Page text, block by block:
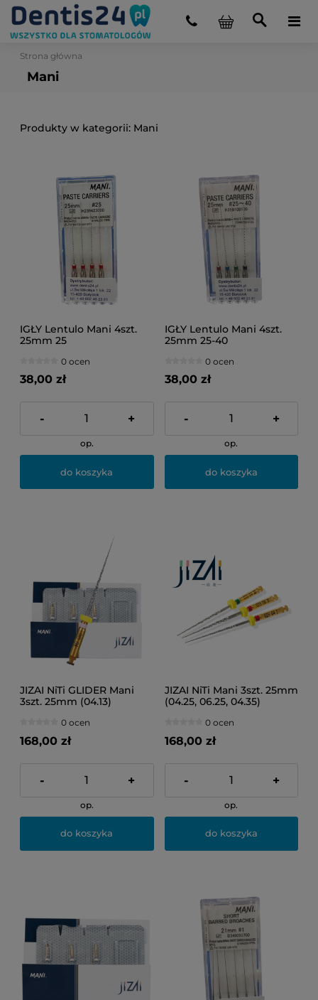
Strona główna
Mani
Mani
IGŁY Lentulo Mani 4szt.
25mm 25
0 ocen
38,00 zł
- +
op.
do koszyka
IGŁY Lentulo Mani 4szt.
25mm 25-40
0 ocen
38,00 zł
- +
op.
do koszyka
JIZAI NiTi GLIDER Mani
3szt. 25mm (04.13)
0 ocen
168,00 zł
- +
op.
do koszyka
JIZAI NiTi Mani 3szt. 25mm
(04.25, 06.25, 04.35)
0 ocen
168,00 zł
- +
op.
do koszyka